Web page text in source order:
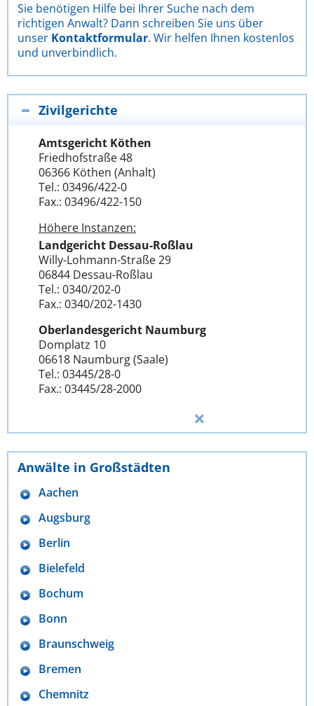
Sie benötigen Hilfe bei Ihrer Suche nach dem
richtigen Anwalt? Dann schreiben Sie uns über
unser Kontaktformular. Wir helfen Ihnen kostenlos
und unverbindlich.
Zivilgerichte
Amtsgericht Köthen
Friedhofstraße 48
06366 Köthen (Anhalt)
Tel.: 03496/422-0
Fax.: 03496/422-150
Höhere Instanzen:
Landgericht Dessau-Roßlau
Willy-Lohmann-Straße 29
06844 Dessau-Roßlau
Tel.: 0340/202-0
Fax.: 0340/202-1430
Oberlandesgericht Naumburg
Domplatz 10
06618 Naumburg (Saale)
Tel.: 03445/28-0
Fax.: 03445/28-2000
Anwälte in Großstädten
Aachen
Augsburg
Berlin
Bielefeld
Bochum
Bonn
Braunschweig
Bremen
Chemnitz